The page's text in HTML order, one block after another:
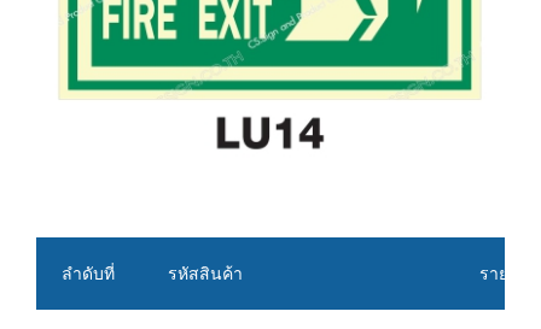
ลำดับที่ รหัสสินค้า รายละเ